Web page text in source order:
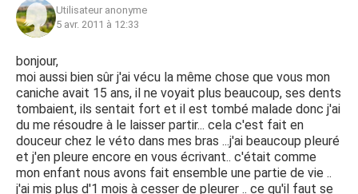
Utilisateur anonyme
5 avr. 2011 à 12:33
bonjour,
moi aussi bien sûr j'ai vécu la même chose que vous mon
caniche avait 15 ans, il ne voyait plus beaucoup, ses dents
tombaient, ils sentait fort et il est tombé malade donc j'ai
du me résoudre à le laisser partir... cela c'est fait en
douceur chez le véto dans mes bras ...j'ai beaucoup pleuré
et j'en pleure encore en vous écrivant.. c'était comme
mon enfant nous avons fait ensemble une partie de vie ..
j'ai mis plus d'1 mois à cesser de pleurer .. ce qu'il faut se